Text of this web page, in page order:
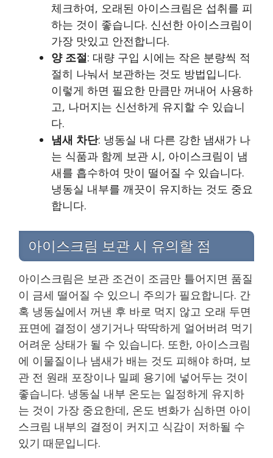
체크하여, 오래된 아이스크림은 섭취를 피
하는 것이 좋습니다. 신선한 아이스크림이
가장 맛있고 안전합니다.
양 조절: 대량 구입 시에는 작은 분량씩 적
절히 나눠서 보관하는 것도 방법입니다.
이렇게 하면 필요한 만큼만 꺼내어 사용하
고, 나머지는 신선하게 유지할 수 있습니
다.
냄새 차단: 냉동실 내 다른 강한 냄새가 나
는 식품과 함께 보관 시, 아이스크림이 냄
새를 흡수하여 맛이 떨어질 수 있습니다.
냉동실 내부를 깨끗이 유지하는 것도 중요
합니다.
아이스크림 보관 시 유의할 점
아이스크림은 보관 조건이 조금만 틀어지면 품질
이 금세 떨어질 수 있으니 주의가 필요합니다. 간
혹 냉동실에서 꺼낸 후 바로 먹지 않고 오래 두면
표면에 결정이 생기거나 딱딱하게 얼어버려 먹기
어려운 상태가 될 수 있습니다. 또한, 아이스크림
에 이물질이나 냄새가 배는 것도 피해야 하며, 보
관 전 원래 포장이나 밀폐 용기에 넣어두는 것이
좋습니다. 냉동실 내부 온도는 일정하게 유지하
는 것이 가장 중요한데, 온도 변화가 심하면 아이
스크림 내부의 결정이 커지고 식감이 저하될 수
있기 때문입니다.